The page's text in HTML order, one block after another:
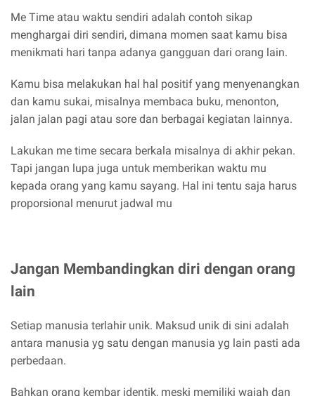
Me Time atau waktu sendiri adalah contoh sikap
menghargai diri sendiri, dimana momen saat kamu bisa
menikmati hari tanpa adanya gangguan dari orang lain.
Kamu bisa melakukan hal hal positif yang menyenangkan
dan kamu sukai, misalnya membaca buku, menonton,
jalan jalan pagi atau sore dan berbagai kegiatan lainnya.
Lakukan me time secara berkala misalnya di akhir pekan.
Tapi jangan lupa juga untuk memberikan waktu mu
kepada orang yang kamu sayang. Hal ini tentu saja harus
proporsional menurut jadwal mu
Jangan Membandingkan diri dengan orang
lain
Setiap manusia terlahir unik. Maksud unik di sini adalah
antara manusia yg satu dengan manusia yg lain pasti ada
perbedaan.
Bahkan orang kembar identik, meski memiliki wajah dan